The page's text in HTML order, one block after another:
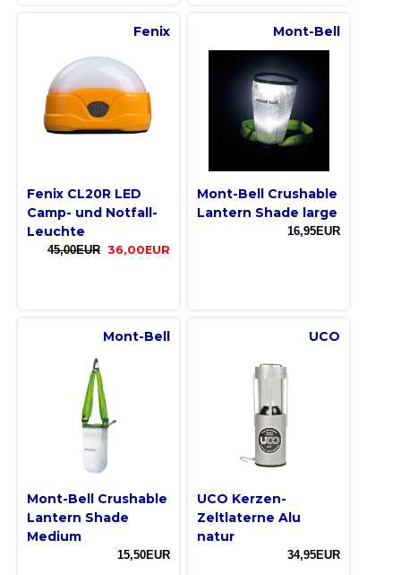
Fenix
Fenix CL20R LED
Camp- und Notfall-
Leuchte
45,00EUR 36,00EUR
Mont-Bell
Mont-Bell Crushable
Lantern Shade large
16,95EUR
Mont-Bell
Mont-Bell Crushable
Lantern Shade
Medium
15,50EUR
UCO
UCO Kerzen-
Zeltlaterne Alu
natur
34,95EUR